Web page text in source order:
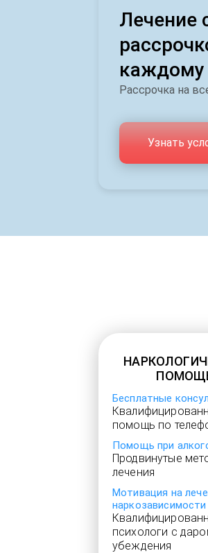
Лечение
каждому
Рассрочка на
Узнать
Бесплатные
помощь по
Помощь при
Продвинутые
лечения
Мотивация на
наркозависимости
психологи с
убеждения